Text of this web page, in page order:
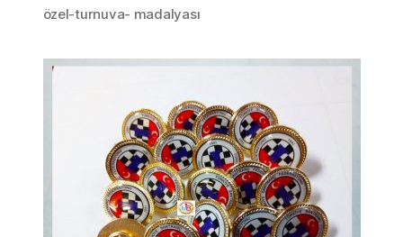
özel-turnuva- madalyası